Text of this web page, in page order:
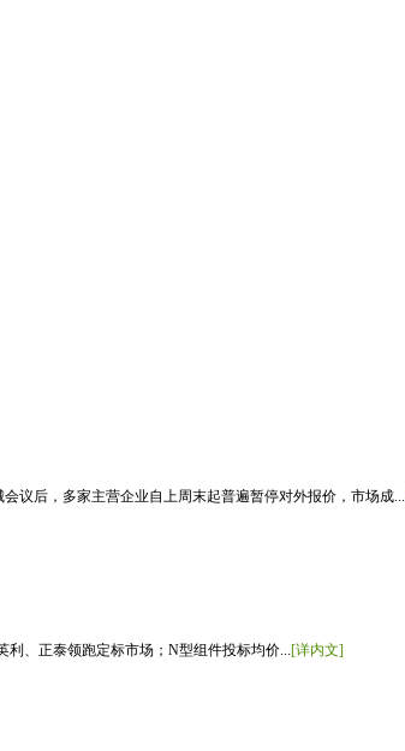
议后，多家主营企业自上周末起普遍暂停对外报价，市场成...
、正泰领跑定标市场；N型组件投标均价... [详内文]